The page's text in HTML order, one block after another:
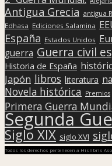
Antigua Grecia antigua
Edhasa Ediciones Salamina
España Estados Unidos
guerra Guerra civil
Historia de España
Japón libros literatura
Novela histórica Premios
Primera Guerra
Segunda
Siglo XIX siglo XVI
Todos los derechos pertenecen a Hislibris